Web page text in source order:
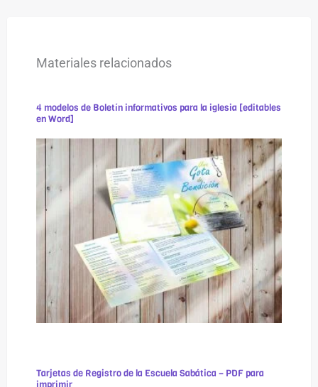
Materiales relacionados
4 modelos de Boletín informativos para la iglesia [editables
en Word]
Tarjetas de Registro de la Escuela Sabática – PDF para
imprimir